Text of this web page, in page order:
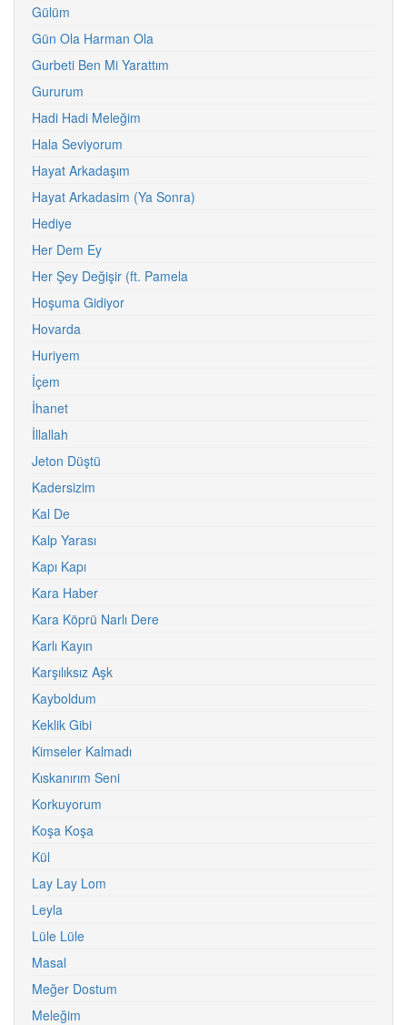
Gülüm
Gün Ola Harman Ola
Gurbeti Ben Mi Yarattım
Gururum
Hadi Hadi Meleğim
Hala Seviyorum
Hayat Arkadaşım
Hayat Arkadasim (Ya Sonra)
Hediye
Her Dem Ey
Her Şey Değişir (ft. Pamela
Hoşuma Gidiyor
Hovarda
Huriyem
İçem
İhanet
İllallah
Jeton Düştü
Kadersizim
Kal De
Kalp Yarası
Kapı Kapı
Kara Haber
Kara Köprü Narlı Dere
Karlı Kayın
Karşılıksız Aşk
Kayboldum
Keklik Gibi
Kimseler Kalmadı
Kıskanırım Seni
Korkuyorum
Koşa Koşa
Kül
Lay Lay Lom
Leyla
Lüle Lüle
Masal
Meğer Dostum
Meleğim